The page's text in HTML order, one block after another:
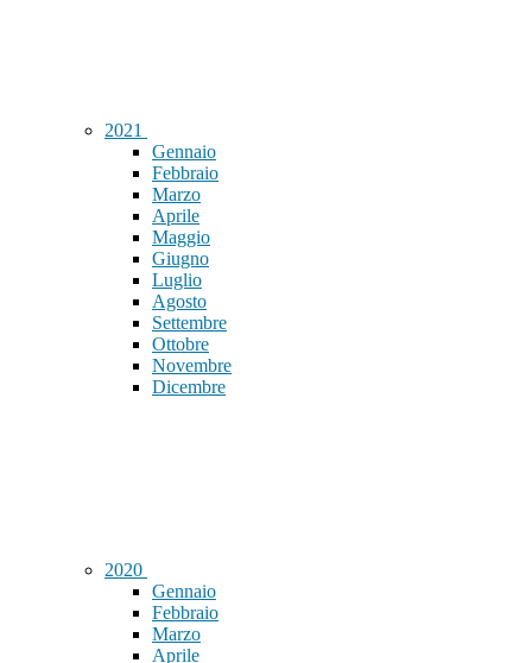
2021
Gennaio
Febbraio
Marzo
Aprile
Maggio
Giugno
Luglio
Agosto
Settembre
Ottobre
Novembre
Dicembre
2020
Gennaio
Febbraio
Marzo
Aprile